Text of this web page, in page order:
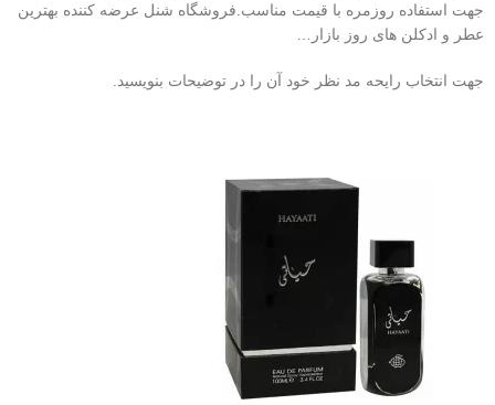
جهت استفاده روزمره با قیمت مناسب.فروشگاه شنل عرضه کننده بهترین
عطر و ادکلن های روز بازار…
جهت انتخاب رایحه مد نظر خود آن را در توضیحات بنویسید.